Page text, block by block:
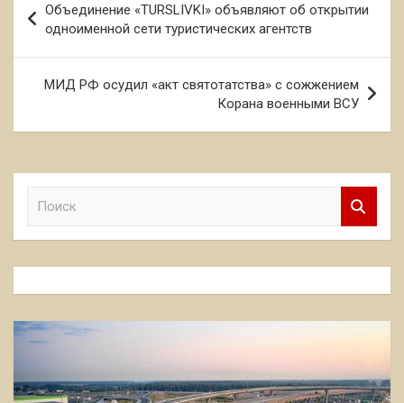
по
записям
Объединение «TURSLIVKI» объявляют об открытии
одноименной сети туристических агентств
МИД РФ осудил «акт святотатства» с сожжением
Корана военными ВСУ
к